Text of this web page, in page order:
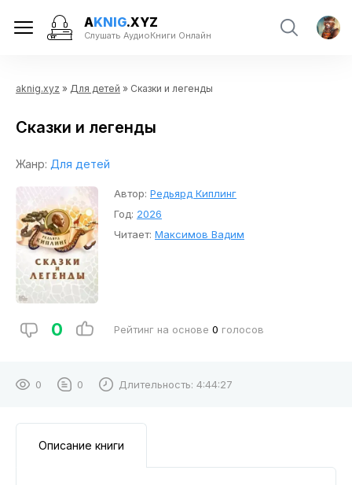
AKNIG.XYZ
Слушать АудиоКниги Онлайн
aknig.xyz » Для детей » Сказки и легенды
Сказки и легенды
Жанр: Для детей
Автор: Редьярд Киплинг
Год: 2026
Читает: Максимов Вадим
0 Рейтинг на основе 0 голосов
0 0 Длительность: 4:44:27
Описание книги